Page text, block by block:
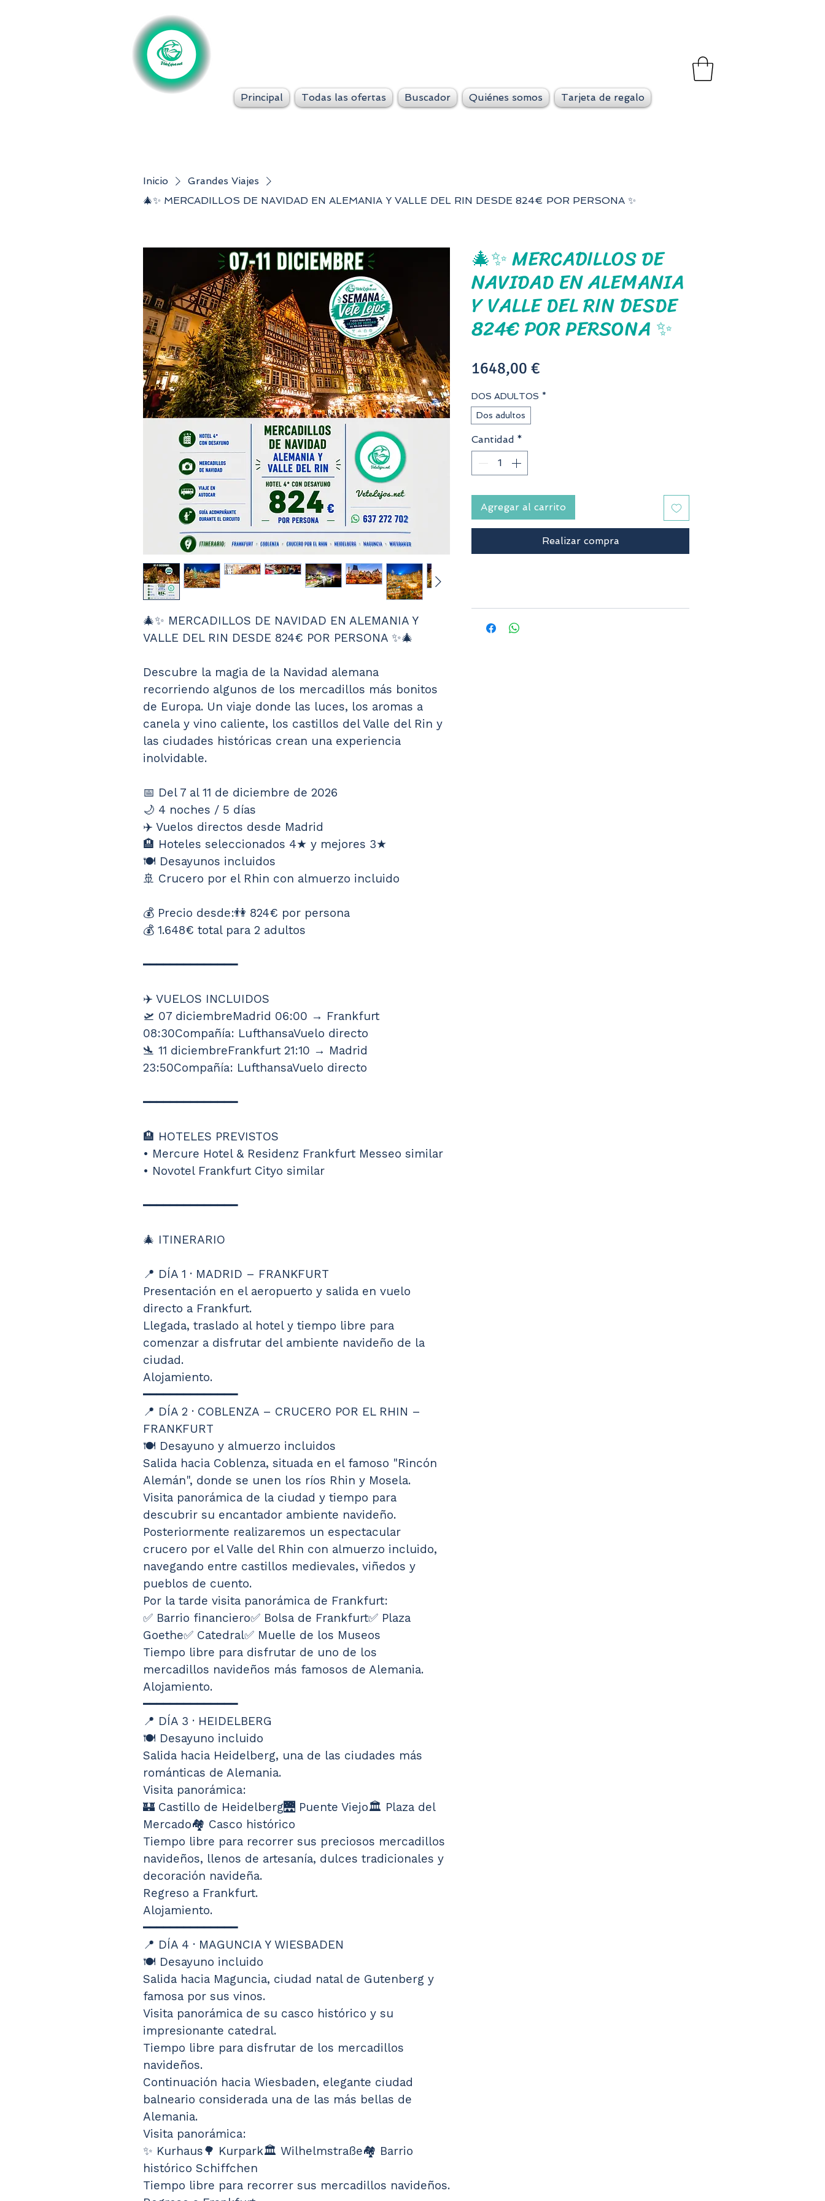
Principal Todas las ofertas Buscador Quiénes somos Tarjeta de regalo
Inicio
Grandes Viajes
🎄✨ MERCADILLOS DE NAVIDAD EN ALEMANIA Y VALLE DEL RIN DESDE 824€ POR PERSONA ✨
🎄✨ MERCADILLOS DE NAVIDAD EN ALEMANIA Y
VALLE DEL RIN DESDE 824€ POR PERSONA ✨🎄
Descubre la magia de la Navidad alemana
recorriendo algunos de los mercadillos más bonitos
de Europa. Un viaje donde las luces, los aromas a
canela y vino caliente, los castillos del Valle del Rin y
las ciudades históricas crean una experiencia
inolvidable.
📅 Del 7 al 11 de diciembre de 2026
🌙 4 noches / 5 días
✈️ Vuelos directos desde Madrid
🏨 Hoteles seleccionados 4★ y mejores 3★
🍽️ Desayunos incluidos
🚢 Crucero por el Rhin con almuerzo incluido
💰 Precio desde:👫 824€ por persona
💰 1.648€ total para 2 adultos
━━━━━━━━━━━━━━
✈️ VUELOS INCLUIDOS
🛫 07 diciembreMadrid 06:00 → Frankfurt
08:30Compañía: LufthansaVuelo directo
🛬 11 diciembreFrankfurt 21:10 → Madrid
23:50Compañía: LufthansaVuelo directo
━━━━━━━━━━━━━━
🏨 HOTELES PREVISTOS
• Mercure Hotel & Residenz Frankfurt Messeo similar
• Novotel Frankfurt Cityo similar
━━━━━━━━━━━━━━
🎄 ITINERARIO
📍 DÍA 1 · MADRID – FRANKFURT
Presentación en el aeropuerto y salida en vuelo
directo a Frankfurt.
Llegada, traslado al hotel y tiempo libre para
comenzar a disfrutar del ambiente navideño de la
ciudad.
Alojamiento.
━━━━━━━━━━━━━━
📍 DÍA 2 · COBLENZA – CRUCERO POR EL RHIN –
FRANKFURT
🍽️ Desayuno y almuerzo incluidos
Salida hacia Coblenza, situada en el famoso "Rincón
Alemán", donde se unen los ríos Rhin y Mosela.
Visita panorámica de la ciudad y tiempo para
descubrir su encantador ambiente navideño.
Posteriormente realizaremos un espectacular
crucero por el Valle del Rhin con almuerzo incluido,
navegando entre castillos medievales, viñedos y
pueblos de cuento.
Por la tarde visita panorámica de Frankfurt:
✅ Barrio financiero✅ Bolsa de Frankfurt✅ Plaza
Goethe✅ Catedral✅ Muelle de los Museos
Tiempo libre para disfrutar de uno de los
mercadillos navideños más famosos de Alemania.
Alojamiento.
━━━━━━━━━━━━━━
📍 DÍA 3 · HEIDELBERG
🍽️ Desayuno incluido
Salida hacia Heidelberg, una de las ciudades más
románticas de Alemania.
Visita panorámica:
🏰 Castillo de Heidelberg🌉 Puente Viejo🏛️ Plaza del
Mercado🏘️ Casco histórico
Tiempo libre para recorrer sus preciosos mercadillos
navideños, llenos de artesanía, dulces tradicionales y
decoración navideña.
Regreso a Frankfurt.
Alojamiento.
━━━━━━━━━━━━━━
📍 DÍA 4 · MAGUNCIA Y WIESBADEN
🍽️ Desayuno incluido
Salida hacia Maguncia, ciudad natal de Gutenberg y
famosa por sus vinos.
Visita panorámica de su casco histórico y su
impresionante catedral.
Tiempo libre para disfrutar de los mercadillos
navideños.
Continuación hacia Wiesbaden, elegante ciudad
balneario considerada una de las más bellas de
Alemania.
Visita panorámica:
✨ Kurhaus🌳 Kurpark🏛️ Wilhelmstraße🏘️ Barrio
histórico Schiffchen
Tiempo libre para recorrer sus mercadillos navideños.
🎄✨ MERCADILLOS DE
NAVIDAD EN ALEMANIA
Y VALLE DEL RIN DESDE
824€ POR PERSONA ✨
1648,00 €
DOS ADULTOS *
Dos adultos
Cantidad *
Agregar al carrito
Realizar compra